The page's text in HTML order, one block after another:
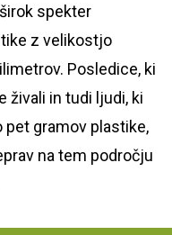
spekter
z velikostjo
Posledice, ki
živali in tudi ljudi, ki
pet gramov plastike,
na tem področju